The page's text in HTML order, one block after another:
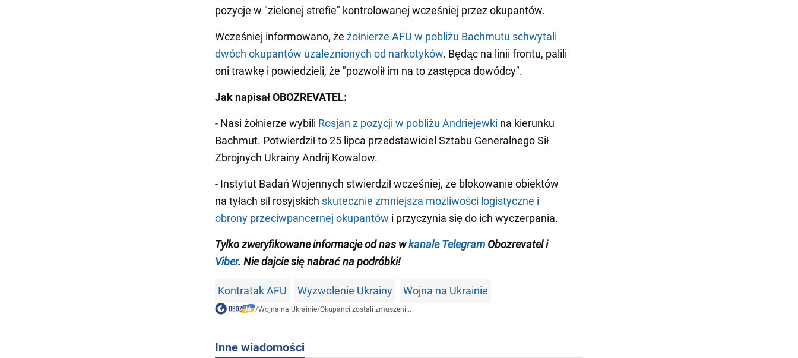
pozycje w "zielonej strefie" kontrolowanej wcześniej przez okupantów.
Wcześniej informowano, że żołnierze AFU w pobliżu Bachmutu schwytali
dwóch okupantów uzależnionych od narkotyków. Będąc na linii frontu, palili
oni trawkę i powiedzieli, że "pozwolił im na to zastępca dowódcy".
Jak napisał OBOZREVATEL:
- Nasi żołnierze wybili Rosjan z pozycji w pobliżu Andriejewki na kierunku
Bachmut. Potwierdził to 25 lipca przedstawiciel Sztabu Generalnego Sił
Zbrojnych Ukrainy Andrij Kowalow.
- Instytut Badań Wojennych stwierdził wcześniej, że blokowanie obiektów
na tyłach sił rosyjskich skutecznie zmniejsza możliwości logistyczne i
obrony przeciwpancernej okupantów i przyczynia się do ich wyczerpania.
Tylko zweryfikowane informacje od nas wkanale Telegram Obozrevatel i
Viber. Nie dajcie się nabrać na podróbki!
Kontratak AFU Wyzwolenie Ukrainy Wojna na Ukrainie
/Wojna na Ukrainie/Okupanci zostali zmuszeni...
Inne wiadomości